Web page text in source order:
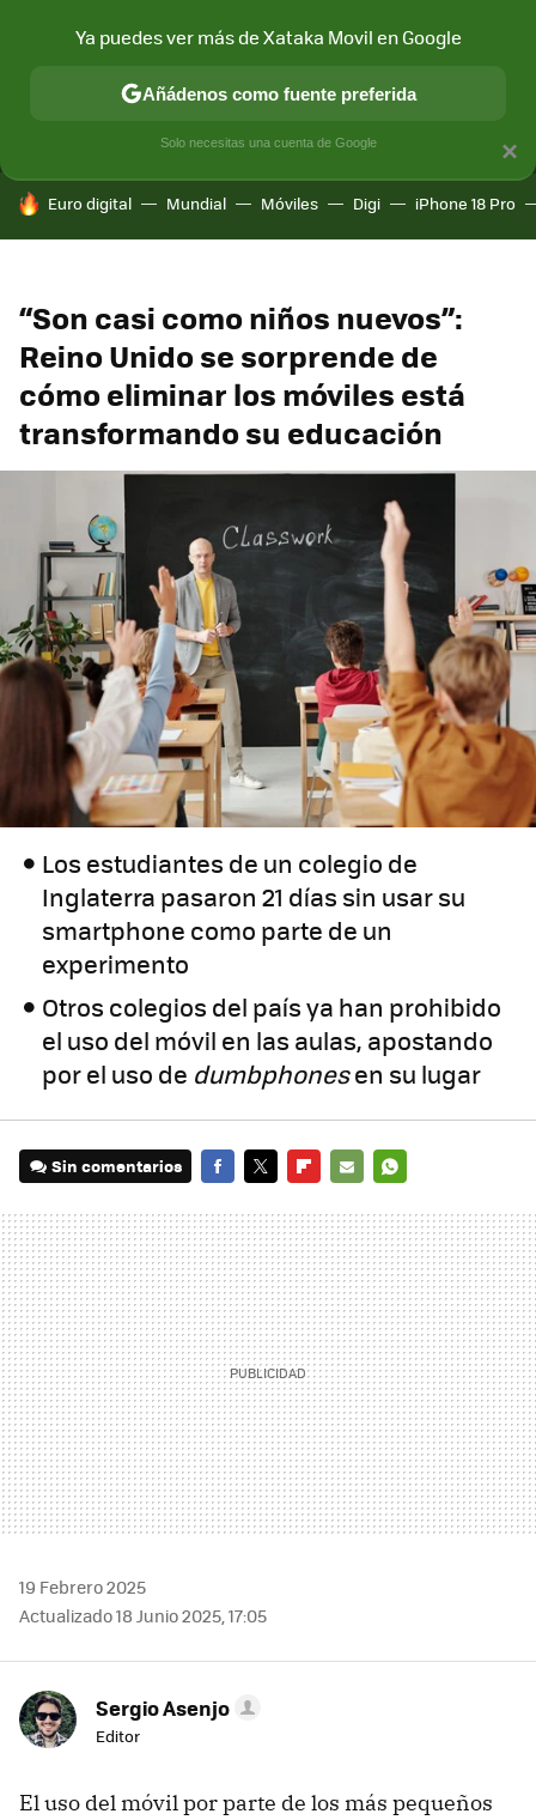
MÓVIL Y SOCIEDAD APLICACIONES
HOY SE HABLA DE
Euro digital Mundial Móviles Digi iPhone 18 Pro
“Son casi como niños nuevos”:
Reino Unido se sorprende de
cómo eliminar los móviles está
transformando su educación
Los estudiantes de un colegio de
Inglaterra pasaron 21 días sin usar su
smartphone como parte de un
experimento
Otros colegios del país ya han prohibido
el uso del móvil en las aulas, apostando
por el uso de dumbphonesen su lugar
Sin comentarios
MAIL
19 Febrero 2025
Actualizado 18 Junio 2025, 17:05
Sergio Asenjo
Editor
El uso del móvil por parte de los más pequeños
×
Ya puedes ver más de Xataka Movil en Google
Añádenos como fuente preferida
Solo necesitas una cuenta de Google